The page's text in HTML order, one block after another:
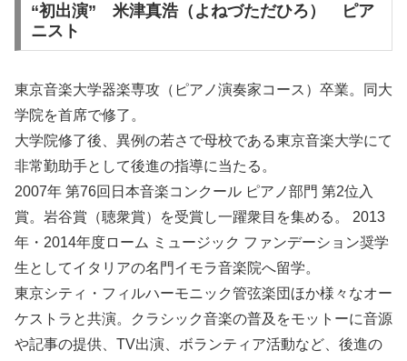
“初出演” 米津真浩（よねづただひろ） ピア
ニスト
東京音楽大学器楽専攻（ピアノ演奏家コース）卒業。同大
学院を首席で修了。
大学院修了後、異例の若さで母校である東京音楽大学にて
非常勤助手として後進の指導に当たる。
2007年 第76回日本音楽コンクール ピアノ部門 第2位入
賞。岩谷賞（聴衆賞）を受賞し一躍衆目を集める。 2013
年・2014年度ローム ミュージック ファンデーション奨学
生としてイタリアの名門イモラ音楽院へ留学。
東京シティ・フィルハーモニック管弦楽団ほか様々なオー
ケストラと共演。クラシック音楽の普及をモットーに音源
や記事の提供、TV出演、ボランティア活動など、後進の